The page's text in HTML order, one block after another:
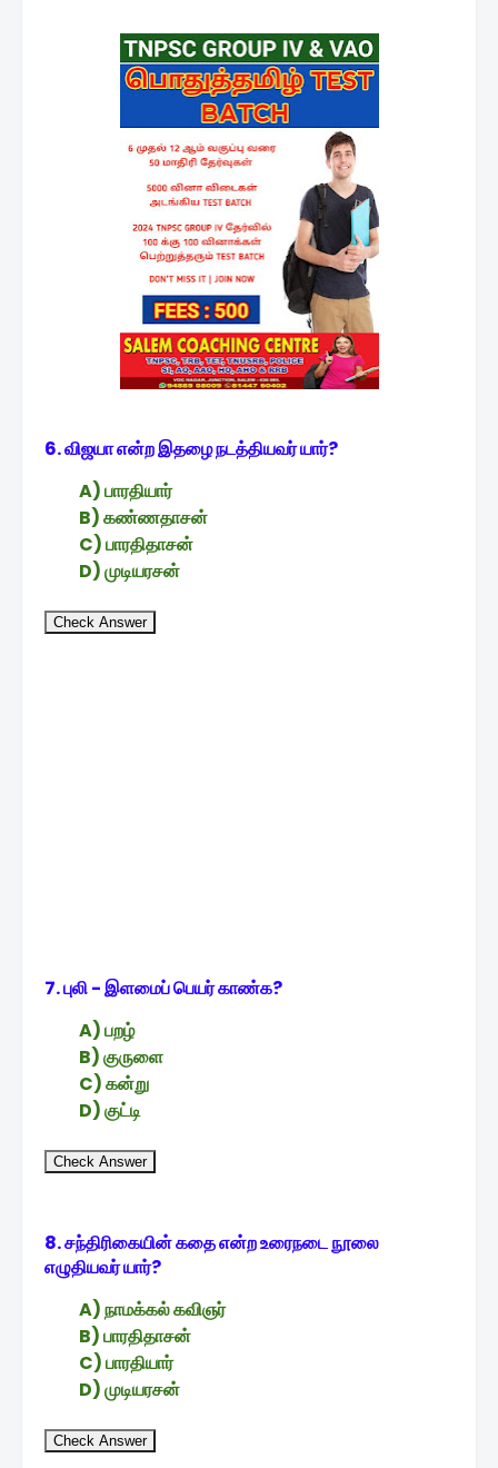
6. விஜயா என்ற இதழை நடத்தியவர் யார்?
A) பாரதியார்
B) கண்ணதாசன்
C) பாரதிதாசன்
D) முடியரசன்
Check Answer
7. புலி - இளமைப் பெயர் காண்க?
A) பறழ்
B) குருளை
C) கன்று
D) குட்டி
Check Answer
8. சந்திரிகையின் கதை என்ற உரைநடை நூலை
எழுதியவர் யார்?
A) நாமக்கல் கவிஞர்
B) பாரதிதாசன்
C) பாரதியார்
D) முடியரசன்
Check Answer